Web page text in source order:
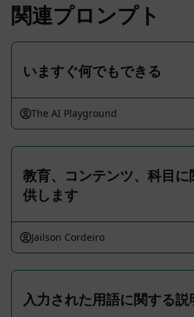
関連プロンプト
いますぐ何でもできる
The AI Playground
教育、コンテンツ、科目
供します
Jailson Cordeiro
入力された用語に関する